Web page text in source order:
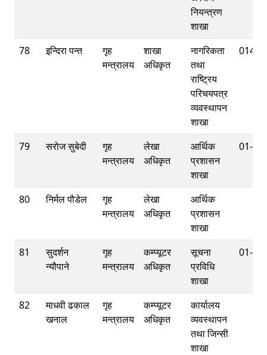
नियन्त्रण
शाखा
78
इन्दिरा पन्त
गृह
मन्त्रालय
शाखा
अधिकृत
नागरिकता
तथा
राष्ट्रिय
परिचयपत्र
व्यवस्थापन
शाखा
79 सरोज सुबेदी
गृह
मन्त्रालय
लेखा
अधिकृत
आर्थिक
प्रशासन
शाखा
01-
80 निर्मल पौडेल
गृह
मन्त्रालय
लेखा
अधिकृत
आर्थिक
प्रशासन
शाखा
81
सुदर्शन
न्यौपाने
गृह
मन्त्रालय
कम्प्यूटर
अधिकृत
सूचना
प्रविधि
शाखा
01-
82
माधवी ढकाल
खनाल
गृह
मन्त्रालय
कम्प्यूटर
अधिकृत
कार्यालय
व्यवस्थापन
तथा जिन्सी
शाखा